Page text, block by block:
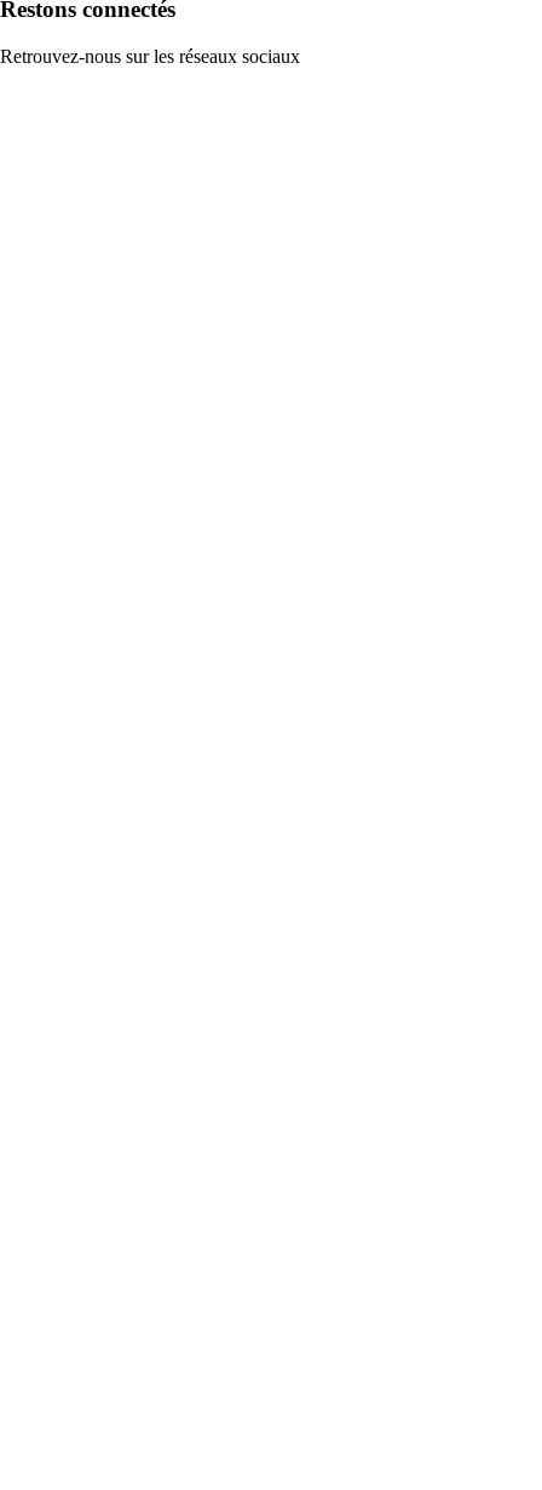
Restons connectés
Retrouvez-nous sur les réseaux sociaux